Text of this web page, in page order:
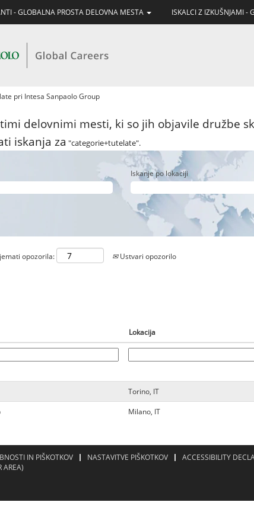
- GLOBALNA PROSTA DELOVNA MESTA ISKALCI Z IZKUŠNJAMI -
pri Intesa Sanpaolo Group(trenutna
delovnimi mesti, ki so jih objavile družbe
iskanja za "categorie+tutelate".
Iskanje po lokaciji
opozorila: Ustvari opozorilo
Lokacija
Torino, IT
Milano, IT
IN PIŠKOTKOV NASTAVITVE PIŠKOTKOV
ACCESSIBILITY
AREA)